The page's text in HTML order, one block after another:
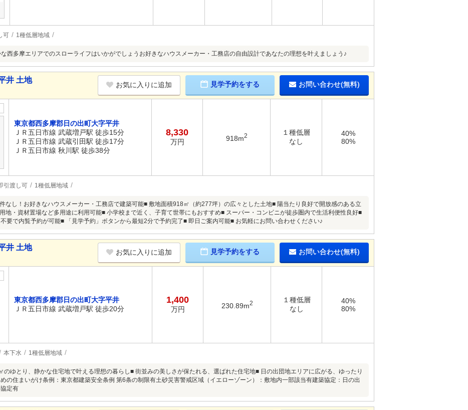
可 1種低層地域
西多摩エリアでのスローライフはいかがでしょうお好きなハウスメーカー・工務店の自由設計であなたの理想を叶えましょう♪
井 土地
お気に入りに追加 見学予約をする お問い合わせ(無料)
東京都西多摩郡日の出町大字平井
ＪＲ五日市線 武蔵増戸駅 徒歩15分
ＪＲ五日市線 武蔵引田駅 徒歩17分
ＪＲ五日市線 秋川駅 徒歩38分
8,330
万円 918m2
１種低層
なし
40%
80%
引渡し可 1種低層地域
なし！お好きなハウスメーカー・工務店で建築可能■ 敷地面積918㎡（約277坪）の広々とした土地■ 陽当たり良好で開放感のある立
地・資材置場など多用途に利用可能■ 小学校まで近く、子育て世帯にもおすすめ■ スーパー・コンビニが徒歩圏内で生活利便性良好■
要で内覧予約が可能■ 「見学予約」ボタンから最短2分で予約完了■ 即日ご案内可能■ お気軽にお問い合わせください♪
井 土地
お気に入りに追加 見学予約をする お問い合わせ(無料)
東京都西多摩郡日の出町大字平井
ＪＲ五日市線 武蔵増戸駅 徒歩20分
1,400
万円 230.89m2
１種低層
なし
40%
80%
本下水 1種低層地域
のゆとり、静かな住宅地で叶える理想の暮らし■ 街並みの美しさが保たれる、選ばれた住宅地■ 日の出団地エリアに広がる、ゆったり
の住まいがけ条例：東京都建築安全条例 第6条の制限有土砂災害警戒区域（イエローゾーン）：敷地内一部該当有建築協定：日の出
定有